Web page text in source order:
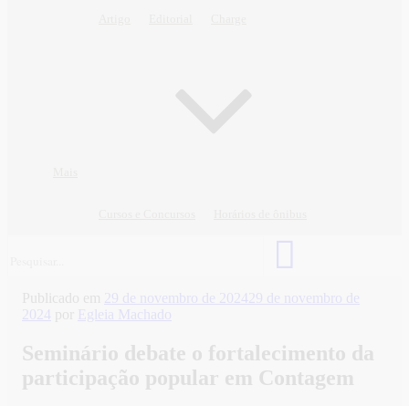
Publicado em 29 de novembro de 2024 29 de novembro de
2024 por Egleia Machado
Seminário debate o fortalecimento da
participação popular em Contagem